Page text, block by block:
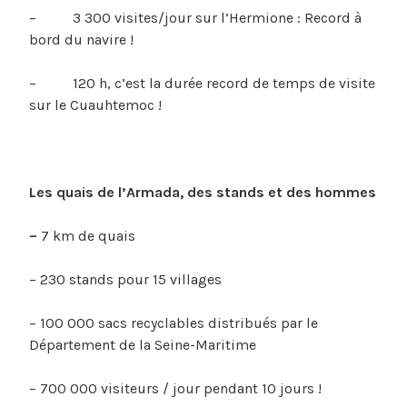
– 3 300 visites/jour sur l’Hermione : Record à
bord du navire !
– 120 h, c’est la durée record de temps de visite
sur le Cuauhtemoc !
Les quais de l’Armada, des stands et des hommes
– 7 km de quais
– 230 stands pour 15 villages
– 100 000 sacs recyclables distribués par le
Département de la Seine-Maritime
– 700 000 visiteurs / jour pendant 10 jours !